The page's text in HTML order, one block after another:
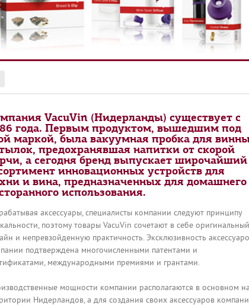
VacuVin (Нидерланды) существует с
года. Первым продуктом, вышедшим под
маркой, была вакуумная пробка для
предохранявшая напитки от скорой
а сегодня бренд выпускает широчайший
инновационных устройств для
и вина, предназначенных для
использования.
аксессуары, специалисты компании следуют принципу
поэтому товары VacuVin сочетают в себе оригинальный
и непревзойденную практичность. Эксклюзивность
подтверждена многочисленными патентами и
международными премиями и грантами.
мощности компании располагаются в основном на
Нидерландов, а для создания своих аксессуаров